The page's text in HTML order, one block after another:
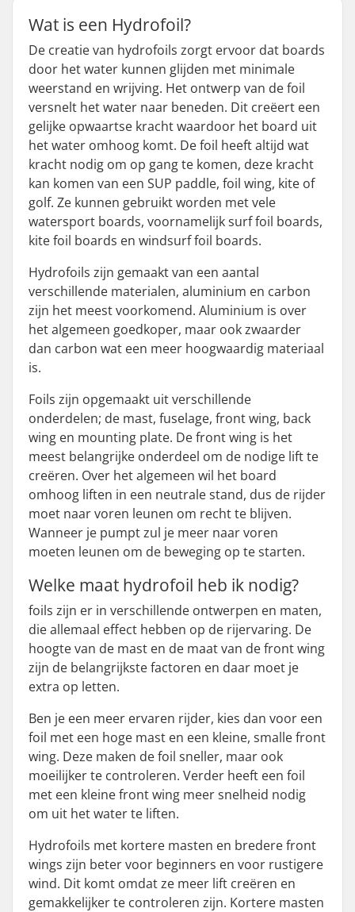
Wat is een Hydrofoil?
De creatie van hydrofoils zorgt ervoor dat boards
door het water kunnen glijden met minimale
weerstand en wrijving. Het ontwerp van de foil
versnelt het water naar beneden. Dit creëert een
gelijke opwaartse kracht waardoor het board uit
het water omhoog komt. De foil heeft altijd wat
kracht nodig om op gang te komen, deze kracht
kan komen van een SUP paddle, foil wing, kite of
golf. Ze kunnen gebruikt worden met vele
watersport boards, voornamelijk surf foil boards,
kite foil boards en windsurf foil boards.
Hydrofoils zijn gemaakt van een aantal
verschillende materialen, aluminium en carbon
zijn het meest voorkomend. Aluminium is over
het algemeen goedkoper, maar ook zwaarder
dan carbon wat een meer hoogwaardig materiaal
is.
Foils zijn opgemaakt uit verschillende
onderdelen; de mast, fuselage, front wing, back
wing en mounting plate. De front wing is het
meest belangrijke onderdeel om de nodige lift te
creëren. Over het algemeen wil het board
omhoog liften in een neutrale stand, dus de rijder
moet naar voren leunen om recht te blijven.
Wanneer je pumpt zul je meer naar voren
moeten leunen om de beweging op te starten.
Welke maat hydrofoil heb ik nodig?
foils zijn er in verschillende ontwerpen en maten,
die allemaal effect hebben op de rijervaring. De
hoogte van de mast en de maat van de front wing
zijn de belangrijkste factoren en daar moet je
extra op letten.
Ben je een meer ervaren rijder, kies dan voor een
foil met een hoge mast en een kleine, smalle front
wing. Deze maken de foil sneller, maar ook
moeilijker te controleren. Verder heeft een foil
met een kleine front wing meer snelheid nodig
om uit het water te liften.
Hydrofoils met kortere masten en bredere front
wings zijn beter voor beginners en voor rustigere
wind. Dit komt omdat ze meer lift creëren en
gemakkelijker te controleren zijn. Kortere masten